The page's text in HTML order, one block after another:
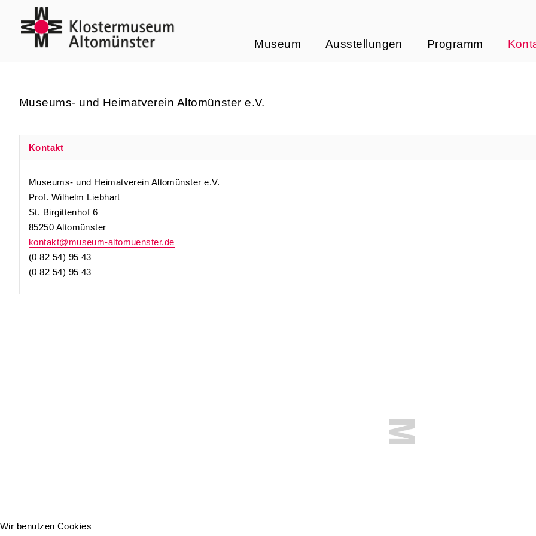
Museum Ausstellungen Programm
Museums- und Heimatverein Altomünster e.V.
Kontakt
Museums- und Heimatverein Altomünster e.V.
Prof. Wilhelm Liebhart
St. Birgittenhof 6
85250 Altomünster
kontakt@museum-altomuenster.de
(0 82 54) 95 43
(0 82 54) 95 43
Wir benutzen Cookies